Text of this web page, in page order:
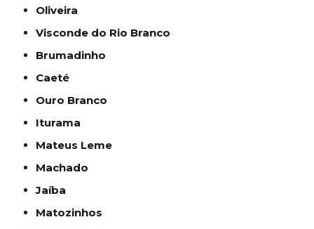
Oliveira
Visconde do Rio Branco
Brumadinho
Caeté
Ouro Branco
Iturama
Mateus Leme
Machado
Jaíba
Matozinhos